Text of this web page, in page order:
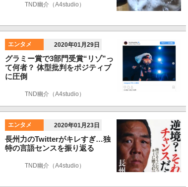
TND幽介（A4studio）
エンタメ 2020年01月29日
グラミー賞で3部門受賞“リゾ”っ
て何者？ 体型批判をポジティブ
に圧倒
TND幽介（A4studio）
エンタメ 2020年01月23日
長州力のTwitterがキレすぎ…独
特の言語センスを振り返る
TND幽介（A4studio）